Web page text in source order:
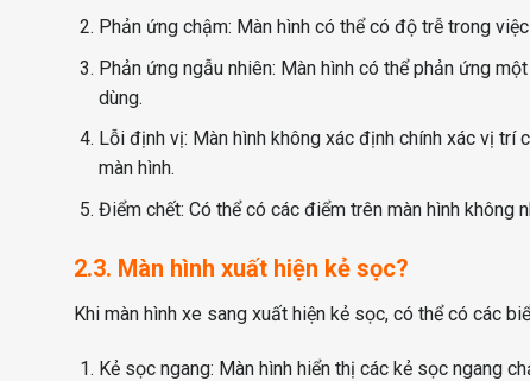
Phản ứng chậm: Màn hình có thể có độ trễ trong
Phản ứng ngẫu nhiên: Màn hình có thể phản ứng
dùng.
Lỗi định vị: Màn hình không xác định chính xác vị
màn hình.
Điểm chết: Có thể có các điểm trên màn hình không
2.3. Màn hình xuất hiện kẻ sọc?
Khi màn hình xe sang xuất hiện kẻ sọc, có thể có các
Kẻ sọc ngang: Màn hình hiển thị các kẻ sọc ngang